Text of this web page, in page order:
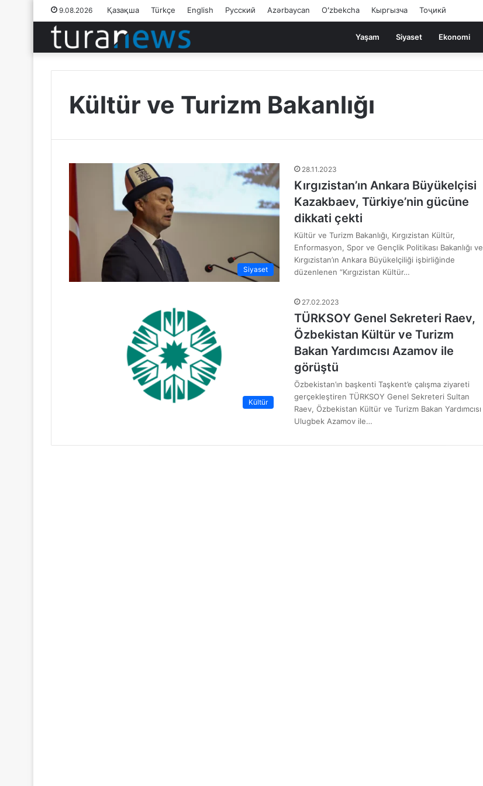
9.08.2026 Қазақша Türkçe English Русский Azərbaycan Oʻzbekcha Кыргызча Тоҷикӣ
Yaşam Siyaset Ekonomi
Kültür ve Turizm Bakanlığı
Siyaset
28.11.2023
Kırgızistan’ın Ankara Büyükelçisi
Kazakbaev, Türkiye’nin gücüne
dikkati çekti
Kültür ve Turizm Bakanlığı, Kırgızistan Kültür,
Enformasyon, Spor ve Gençlik Politikası Bakanlığı ve
Kırgızistan’ın Ankara Büyükelçiliği işbirliğinde
düzenlenen “Kırgızistan Kültür…
Kültür
27.02.2023
TÜRKSOY Genel Sekreteri Raev,
Özbekistan Kültür ve Turizm
Bakan Yardımcısı Azamov ile
görüştü
Özbekistan’ın başkenti Taşkent’e çalışma ziyareti
gerçekleştiren TÜRKSOY Genel Sekreteri Sultan
Raev, Özbekistan Kültür ve Turizm Bakan Yardımcısı
Ulugbek Azamov ile…